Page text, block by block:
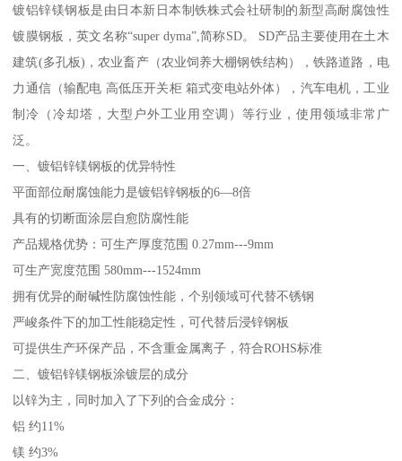
镀铝锌镁钢板是由日本新日本制铁株式会社研制的新型高耐腐蚀性
镀膜钢板，英文名称“super dyma”,简称SD。 SD产品主要使用在土木
建筑(多孔板)，农业畜产（农业饲养大棚钢铁结构），铁路道路，电
力通信（输配电 高低压开关柜 箱式变电站外体），汽车电机，工业
制冷（冷却塔，大型户外工业用空调）等行业，使用领域非常广
泛。
一、镀铝锌镁钢板的优异特性
平面部位耐腐蚀能力是镀铝锌钢板的6—8倍
具有的切断面涂层自愈防腐性能
产品规格优势：可生产厚度范围 0.27mm---9mm
可生产宽度范围 580mm---1524mm
拥有优异的耐碱性防腐蚀性能，个别领域可代替不锈钢
严峻条件下的加工性能稳定性，可代替后浸锌钢板
可提供生产环保产品，不含重金属离子，符合ROHS标准
二、镀铝锌镁钢板涂镀层的成分
以锌为主，同时加入了下列的合金成分：
铝 约11%
镁 约3%